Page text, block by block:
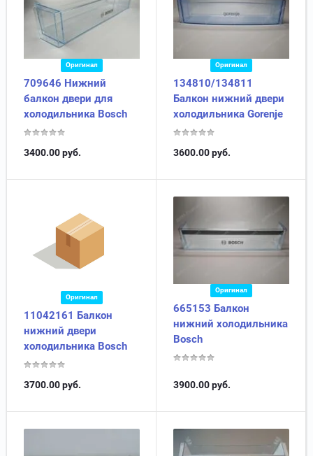
Оригинал
709646 Нижний
балкон двери для
холодильника Bosch
3400.00руб.
Оригинал
134810/134811
Балкон нижний двери
холодильника Gorenje
3600.00руб.
Оригинал
11042161 Балкон
нижний двери
холодильника Bosch
3700.00руб.
Оригинал
665153 Балкон
нижний холодильника
Bosch
3900.00руб.